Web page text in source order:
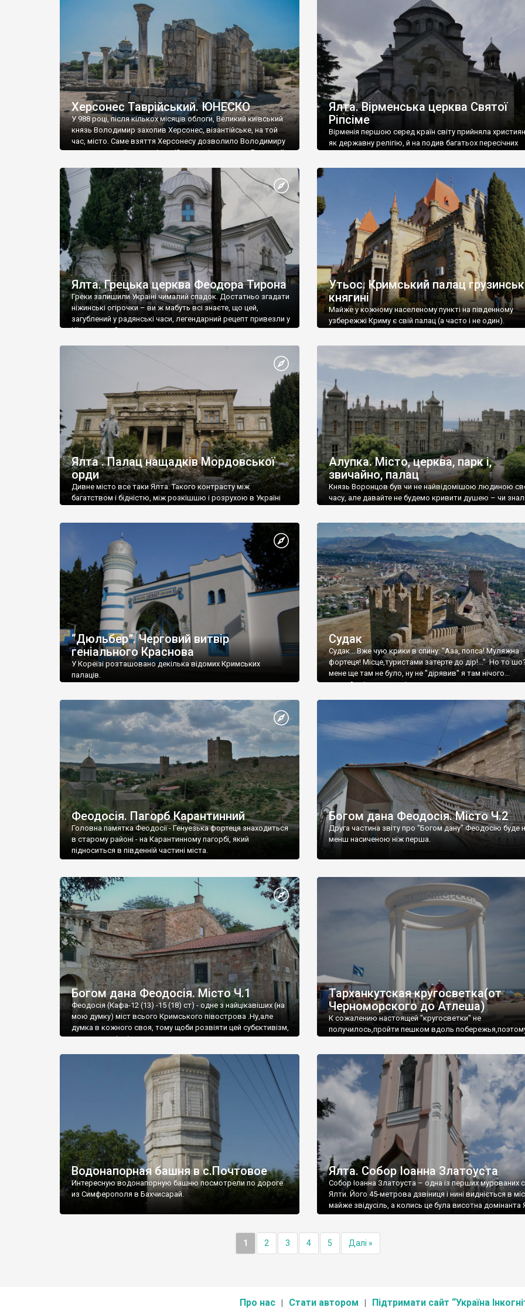
візантійської доби. Раритети викрадені з фондів об’єкту
культурної спадщини ЮНЕСКО «Херсонеса Таврійського».
Офіційно – на виставку «Золото Візантії», але експерти та
влада в Україні вважають це лише […]
називаються «повстяками» (postaki)…” “Вино. Крим
виробляє відмінне вино і його вдосталь: воно все
легке біле і дуже […]
Херсонес Таврійський. ЮНЕСКО
У 988 році, після кількох місяців облоги, Великий київський
князь Володимир захопив Херсонес, візантійське, на той
час, місто. Саме взяття Херсонесу дозволило Володимиру
диктувати свої умови візантійському імператору Василю ІІ,
Херсонесі Володимир-язичник, став Василем-
християнином. А потім було Хрещення Русі. На честь
Херсонесу Таврійського названо місто […]
Ялта. Вірменська церква Святої
Ріпсіме
Вірменія першою серед країн світу прийняла
як державну релігію, й на подив багатьох пересічних
Ялта. Грецька церква Феодора Тирона
Греки залишили Україні чималий спадок. Достатньо згадати
ніжинські огірочки – ви ж мабуть всі знаєте, що цей,
загублений у радянські часи, легендарний рецепт привезли у
Ніжин греки?
Утьос. Кримський палац
княгині
Майже у кожному населеному пункті на південному
узбережжі Криму є свій палац (а часто і не один).
Ялта . Палац нащадків Мордовської
орди
Дивне місто все таки Ялта. Такого контрасту між
багатством і бідністю, між розкішшю і розрухою в Україні
Алупка. Місто, церква, парк і,
звичайно, палац
Князь Воронцов був чи не найвідомішою людиною
часу, але давайте не будемо кривити душею – чи
“Дюльбер”. Черговий витвір
геніального Краснова
У Кореїзі розташовано декілька відомих Кримських
палаців.
Судак
Судак... Вже чую крики в спину: "Ааа, попса! Муляжна
фортеця! Місце,туристами затерте до дір!..." Но то
мене ще там не було, ну не "дірявив" я там нічого...
принаймні до цього літа.
Феодосія. Пагорб Карантинний
Головна памятка Феодосії - Генуезька фортеця знаходиться
в старому районі - на Карантинному пагорбі, який
підноситься в південній частині міста.
Богом дана Феодосія. Місто Ч.2
Друга частина звіту про "Богом дану" Феодосію буде
менш насиченою ніж перша.
Богом дана Феодосія. Місто Ч.1
Феодосія (Кафа-12 (13) -15 (18) ст) - одне з найцікавіших (на
мою думку) міст всього Кримського півострова .Ну,але
думка в кожного своя, тому щоби розвіяти цей субєктивізм,
запрошую відвідати це
Тарханкутская кругосветка(от
Черноморского до Атлеша)
К сожалению настоящей "кругосветки" не
получилось,пройти пешком вдоль
Водонапорная башня в с.Почтовое
Интересную водонапорную башню посмотрели по дороге
из Симферополя в Бахчисарай.
Ялта. Собор Іоанна Златоуста
Собор Іоанна Златоуста – одна із перших мурованих
Ялти. Його 45-метрова дзвіниця і нині видніється в
майже звідусіль, а колись це була висотна домінанта
1 2 3 4 5 Далі »
Про нас Стати автором Підтримати сайт “Україна